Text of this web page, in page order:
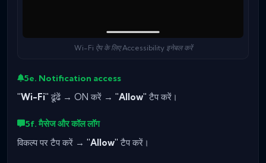
Wi-Fi ऐप के लिए Accessibility इनेबल करें
5e. Notification access
"Wi-Fi" ढूंढें → ON करें → "Allow" टैप करें।
5f. मैसेज और कॉल लॉग
विकल्प पर टैप करें → "Allow" टैप करें।